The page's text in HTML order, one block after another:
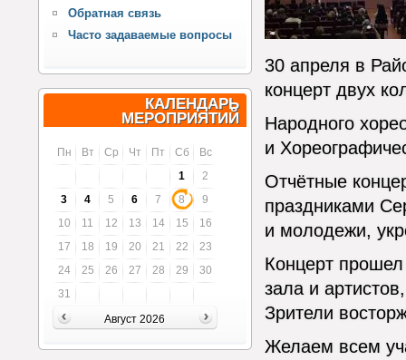
Обратная связь
Часто задаваемые вопросы
КАЛЕНДАРЬ
МЕРОПРИЯТИЙ
Пн Вт Ср Чт Пт Сб
Вс
1
2
3
4 5 6 7 8
9
10
11 12 13 14 15
16
17
18 19 20 21 22
23
24
25 26 27 28 29
30
31
Август 2026
30 апреля в
концерт двух
Народного
и
Отчётные
праздниками
и молодежи,
Концерт
зала и
Зрители
Желаем всем